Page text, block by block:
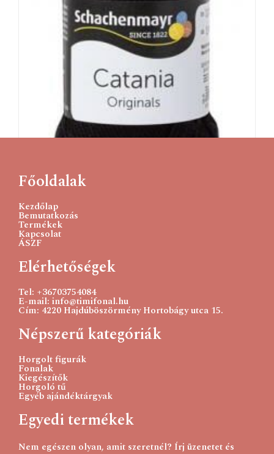
Catania originals 110- fekete
750Ft
Kosárba teszem
Főoldalak
Kezdőlap
Bemutatkozás
Termékek
Kapcsolat
ÁSZF
Elérhetőségek
Tel: +36703754084
E-mail: info@timifonal.hu
Cím: 4220 Hajdúböszörmény Hortobágy utca 15.
Népszerű kategóriák
Horgolt figurák
Fonalak
Kiegészítők
Horgoló tű
Egyéb ajándéktárgyak
Egyedi termékek
Nem egészen olyan, amit szeretnél? Írj üzenetet és